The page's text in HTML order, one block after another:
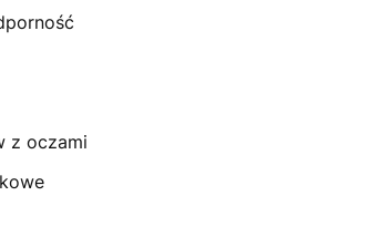
z oczami